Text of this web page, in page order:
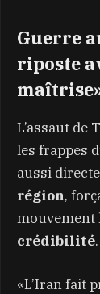
Guerre
riposte
L’assaut de
les frappes
aussi
région,
mouvement
crédibilité.
«L’Iran fait